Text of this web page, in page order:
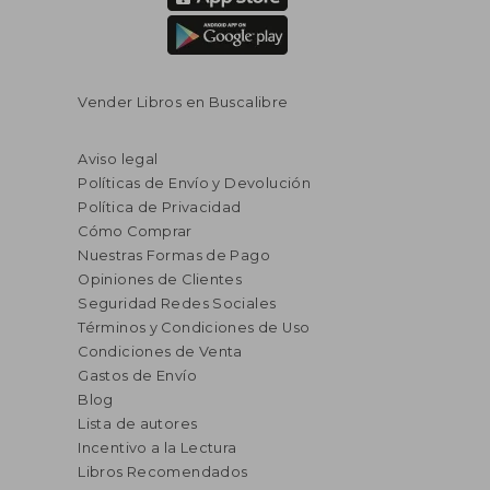
Vender Libros en Buscalibre
Aviso legal
Políticas de Envío y Devolución
Política de Privacidad
Cómo Comprar
Nuestras Formas de Pago
Opiniones de Clientes
Seguridad Redes Sociales
Términos y Condiciones de Uso
Condiciones de Venta
Gastos de Envío
Blog
Lista de autores
Incentivo a la Lectura
Libros Recomendados